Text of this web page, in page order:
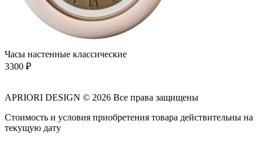
Часы настенные классические
3300 ₽
APRIORI DESIGN © 2026 Все права защищены
Cтоимость и условия приобретения товара действительны на
текущую дату